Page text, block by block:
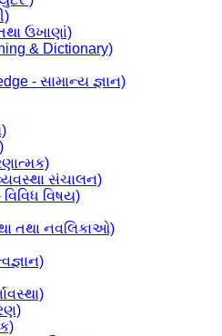
ઉખાણાં)
& Dictionary)
- સામાન્ય જ્ઞાન)
સંચાલન)
વિષય)
તથા નવલિકાઓ)